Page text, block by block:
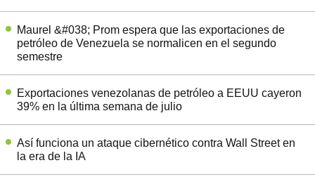
Maurel &#038; Prom espera que las exportaciones de
petróleo de Venezuela se normalicen en el segundo
semestre
Exportaciones venezolanas de petróleo a EEUU cayeron
39% en la última semana de julio
Así funciona un ataque cibernético contra Wall Street en
la era de la IA